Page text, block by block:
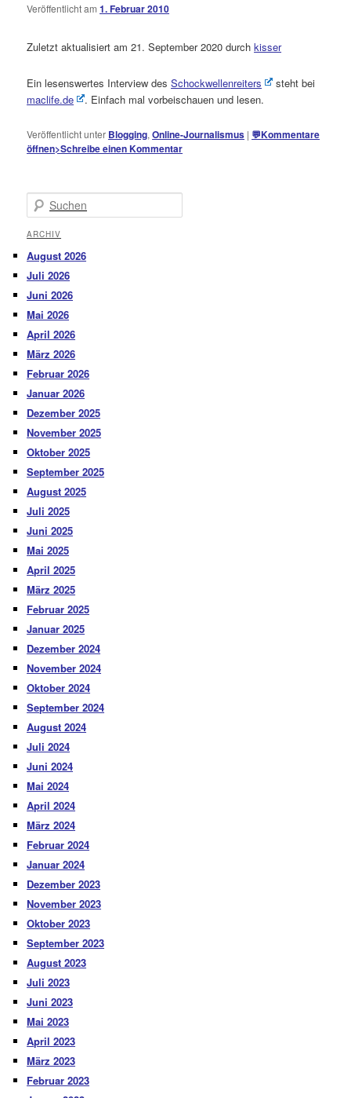
Veröffentlicht am1. Februar 2010
Zuletzt aktualisiert am 21. September 2020 durchkisser
Ein lesenswertes Interview desSchockwellenreiters
steht bei
maclife.de
. Einfach mal vorbeischauen und lesen.
Veröffentlicht unter Blogging,Online-Journalismus | 💬Kommentare
öffnen>Schreibe einen Kommentar
Suchen
ARCHIV
August 2026
Juli 2026
Juni 2026
Mai 2026
April 2026
März 2026
Februar 2026
Januar 2026
Dezember 2025
November 2025
Oktober 2025
September 2025
August 2025
Juli 2025
Juni 2025
Mai 2025
April 2025
März 2025
Februar 2025
Januar 2025
Dezember 2024
November 2024
Oktober 2024
September 2024
August 2024
Juli 2024
Juni 2024
Mai 2024
April 2024
März 2024
Februar 2024
Januar 2024
Dezember 2023
November 2023
Oktober 2023
September 2023
August 2023
Juli 2023
Juni 2023
Mai 2023
April 2023
März 2023
Februar 2023